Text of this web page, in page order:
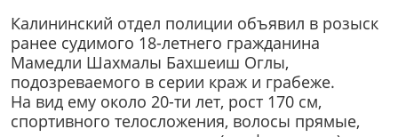
Калининский отдел полиции объявил в розыск
ранее судимого 18-летнего гражданина
Мамедли Шахмалы Бахшеиш Оглы,
подозреваемого в серии краж и грабеже.
На вид ему около 20-ти лет, рост 170 см,
спортивного телосложения, волосы прямые,